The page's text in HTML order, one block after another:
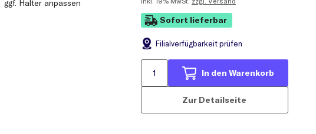
Sofort lieferbar
Filialverfügbarkeit prüfen
In den Warenkorb
Zur Detailseite
ggf. Halter anpassen